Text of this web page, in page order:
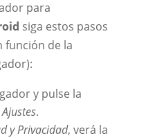
para
siga estos pasos
función de la
y pulse la
Ajustes.
y Privacidad, verá la